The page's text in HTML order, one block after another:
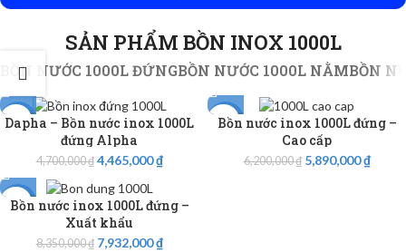
SẢN PHẨM BỒN INOX 1000L
BỒN NƯỚC 1000L ĐỨNGBỒN NƯỚC 1000L NẰMBỒN
-5%
Dapha – Bồn nước inox 1000L
đứng Alpha
4,700,000₫ 4,465,000₫
-5%
Bồn nước inox 1000L đứng –
Cao cấp
6,200,000₫ 5,890,000₫
-5%
Bồn nước inox 1000L đứng –
Xuất khẩu
8,350,000₫ 7,932,000₫